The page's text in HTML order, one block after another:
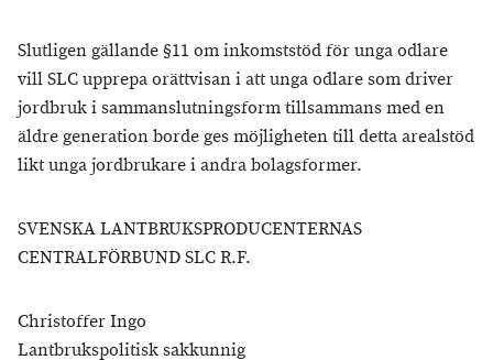
Slutligen gällande §11 om inkomststöd för unga odlare
vill SLC upprepa orättvisan i att unga odlare som driver
jordbruk i sammanslutningsform tillsammans med en
äldre generation borde ges möjligheten till detta arealstöd
likt unga jordbrukare i andra bolagsformer.
SVENSKA LANTBRUKSPRODUCENTERNAS
CENTRALFÖRBUND SLC R.F.
Christoffer Ingo
Lantbrukspolitisk sakkunnig